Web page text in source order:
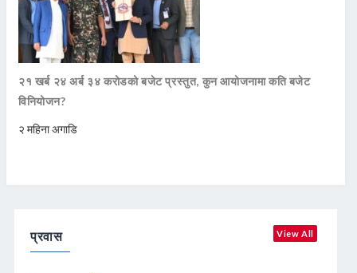
२१ खर्ब २४ अर्ब ३४ करोडको बजेट प्रस्तुत, कुन आयोजनामा कति बजेट
विनियोजन?
२ महिना अगाडि
प्रवास View All